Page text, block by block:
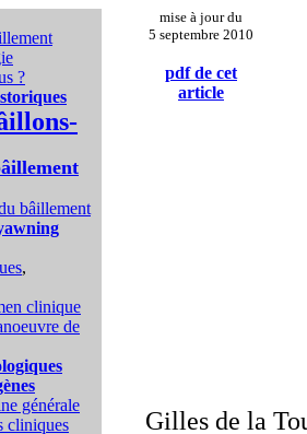
?
bâillement
,
clinique
de
générale
cliniques
mise à jour du
5 septembre 2010
pdf de cet
article
Gilles de la